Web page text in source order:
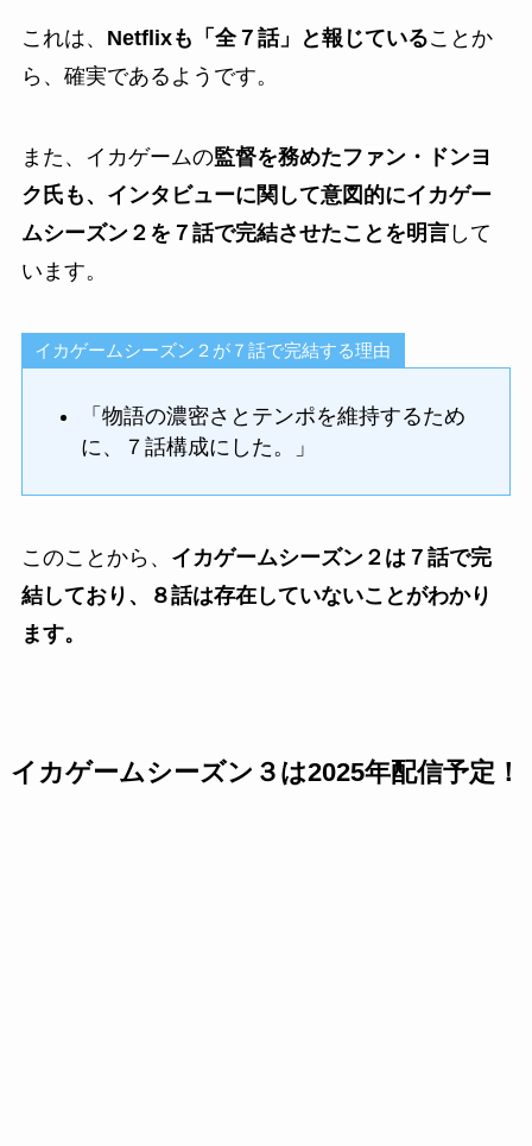
これは、 Netflixも「全７話」と報じていることか
ら、確実であるようです。
また、イカゲームの監督を務めたファン・ドンヨ
ク氏も、インタビューに関して意図的にイカゲー
ムシーズン２を７話で完結させたことを明言して
います。
イカゲームシーズン２が７話で完結する理由
「物語の濃密さとテンポを維持するため
に、７話構成にした。」
このことから、 イカゲームシーズン２は７話で完
結しており、８話は存在していないことがわかり
ます。
イカゲームシーズン３は2025年配信予定！